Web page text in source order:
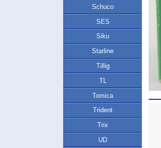
Schuco
SES
Siku
Starline
Tillig
TL
Tomica
Trident
Trix
UD